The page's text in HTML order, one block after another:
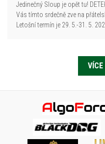
Jedinečný Sloup je opět tu!
Vás tímto srdečně zve na
Letošní termín je 29. 5.-31. 5.